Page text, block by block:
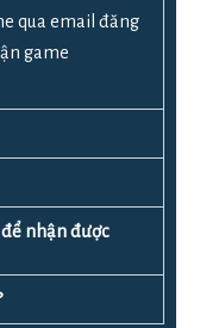
qua email đăng
game
nhận được